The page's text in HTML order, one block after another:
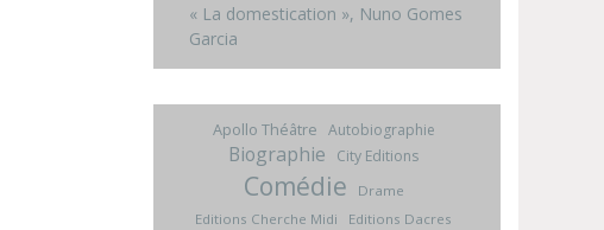
« La domestication », Nuno Gomes
Garcia
Apollo Théâtre Autobiographie
Biographie City Editions
Comédie
Drame
Editions Cherche Midi
Editions Dacres